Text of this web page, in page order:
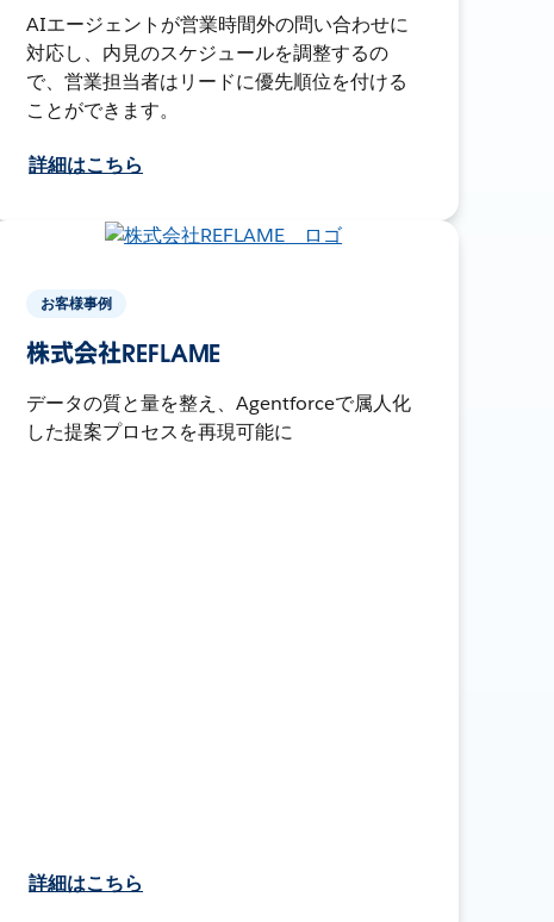
AIエージェントが営業時間外の問い合わせに
対応し、内見のスケジュールを調整するの
で、営業担当者はリードに優先順位を付ける
ことができます。
詳細はこちら
お客様事例
株式会社REFLAME
データの質と量を整え、Agentforceで属人化
した提案プロセスを再現可能に
詳細はこちら